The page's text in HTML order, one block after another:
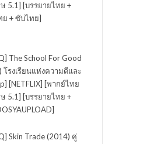
ษ 5.1] [บรรยายไทย +
ย + ซับไทย]
The School For Good
โรงเรียนแห่งความดีและ
[NETFLIX] [พากย์ไทย
ษ 5.1] [บรรยายไทย +
Skin Trade (2014) คู่